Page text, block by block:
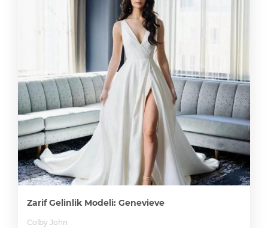
Zarif Gelinlik Modeli: Genevieve
Colby John